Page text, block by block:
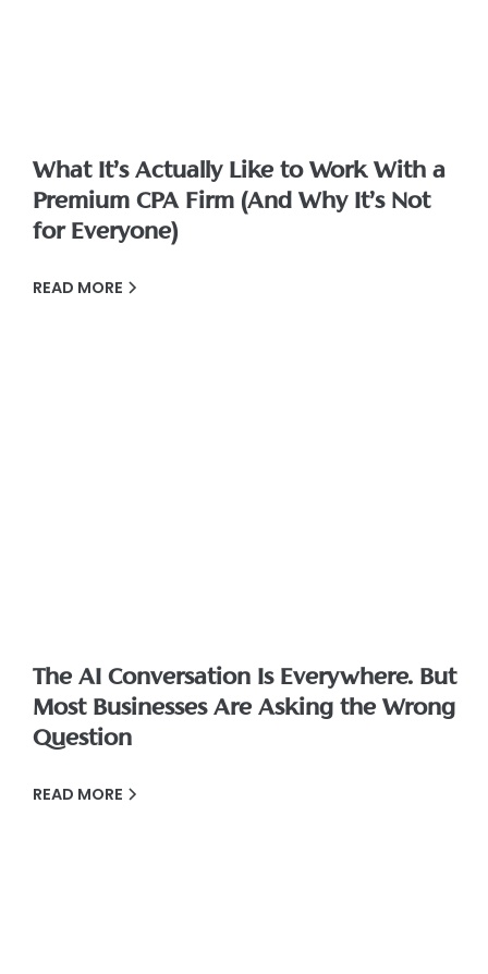
What It’s Actually Like to Work With a
Premium CPA Firm (And Why It’s Not
for Everyone)
READ MORE
The AI Conversation Is Everywhere. But
Most Businesses Are Asking the Wrong
Question
READ MORE